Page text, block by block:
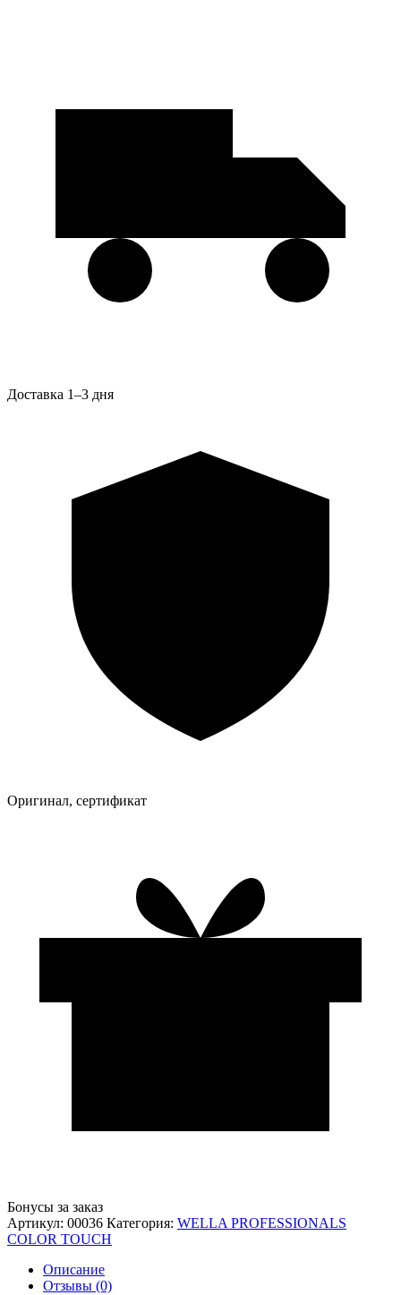
Доставка 1–3 дня
Оригинал, сертификат
Бонусы за заказ
Артикул: 00036 Категория: WELLA PROFESSIONALS
COLOR TOUCH
Описание
Отзывы (0)